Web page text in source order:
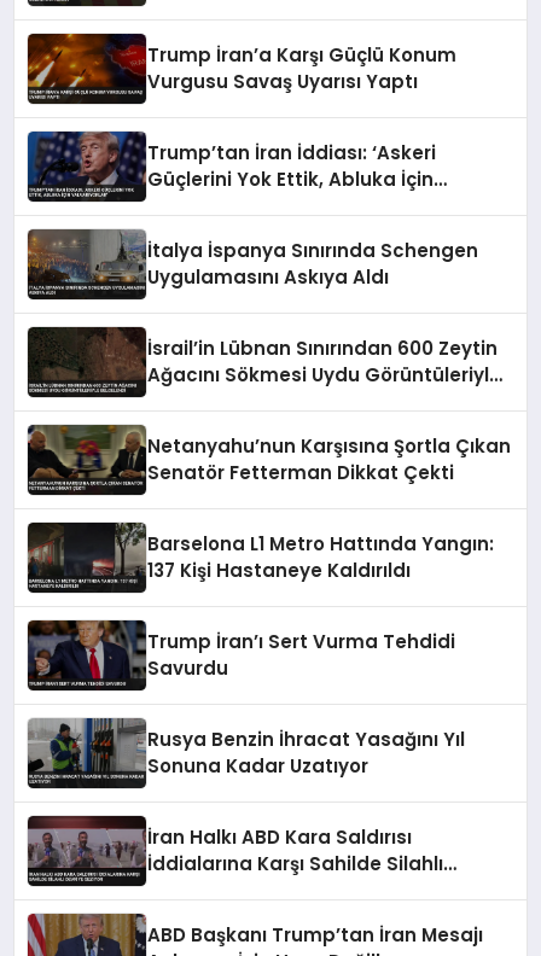
Trump İran’a Karşı Güçlü Konum
Vurgusu Savaş Uyarısı Yaptı
Trump’tan İran İddiası: ‘Askeri
Güçlerini Yok Ettik, Abluka İçin
İtalya İspanya Sınırında Schengen
Uygulamasını Askıya Aldı
İsrail’in Lübnan Sınırından 600 Zeytin
Ağacını Sökmesi Uydu Görüntüleriyle
Netanyahu’nun Karşısına Şortla Çıkan
Senatör Fetterman Dikkat Çekti
Barselona L1 Metro Hattında Yangın:
137 Kişi Hastaneye Kaldırıldı
Trump İran’ı Sert Vurma Tehdidi
Savurdu
Rusya Benzin İhracat Yasağını Yıl
Sonuna Kadar Uzatıyor
İran Halkı ABD Kara Saldırısı
İddialarına Karşı Sahilde Silahlı
ABD Başkanı Trump’tan İran Mesajı